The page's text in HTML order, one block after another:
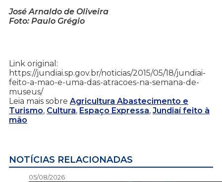
José Arnaldo de Oliveira
Foto: Paulo Grégio
Link original:
https://jundiai.sp.gov.br/noticias/2015/05/18/jundiai-
feito-a-mao-e-uma-das-atracoes-na-semana-de-
museus/
Leia mais sobre Agricultura Abastecimento e
Turismo, Cultura, Espaço Expressa, Jundiaí feito à
mão
NOTÍCIAS RELACIONADAS
05/08/2026